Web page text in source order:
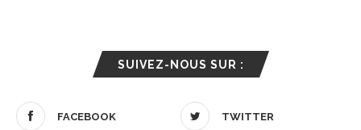
SUIVEZ-NOUS SUR :
FACEBOOK TWITTER